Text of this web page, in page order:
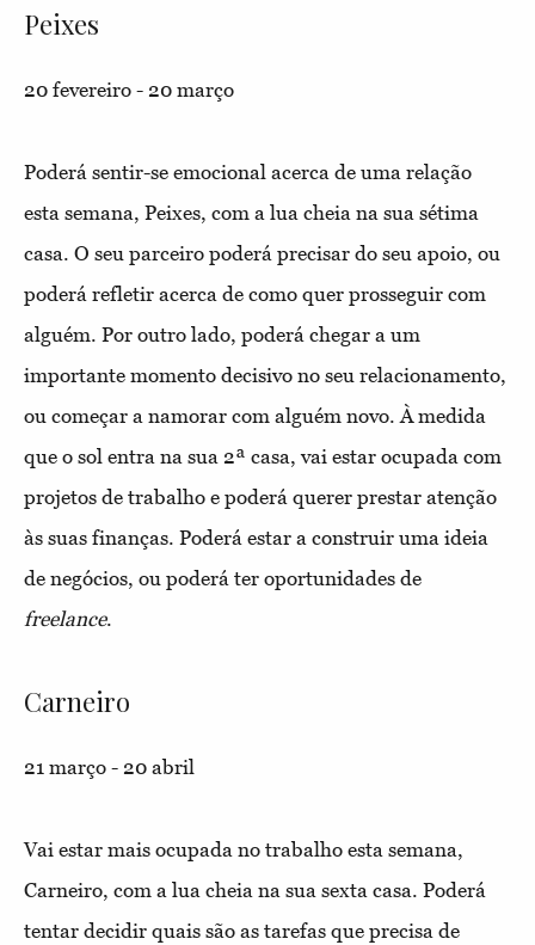
Peixes
20 fevereiro - 20 março
Poderá sentir-se emocional acerca de uma relação
esta semana, Peixes, com a lua cheia na sua sétima
casa. O seu parceiro poderá precisar do seu apoio, ou
poderá refletir acerca de como quer prosseguir com
alguém. Por outro lado, poderá chegar a um
importante momento decisivo no seu relacionamento,
ou começar a namorar com alguém novo. À medida
que o sol entra na sua 2ª casa, vai estar ocupada com
projetos de trabalho e poderá querer prestar atenção
às suas finanças. Poderá estar a construir uma ideia
de negócios, ou poderá ter oportunidades de
freelance.
Carneiro
21 março - 20 abril
Vai estar mais ocupada no trabalho esta semana,
Carneiro, com a lua cheia na sua sexta casa. Poderá
tentar decidir quais são as tarefas que precisa de